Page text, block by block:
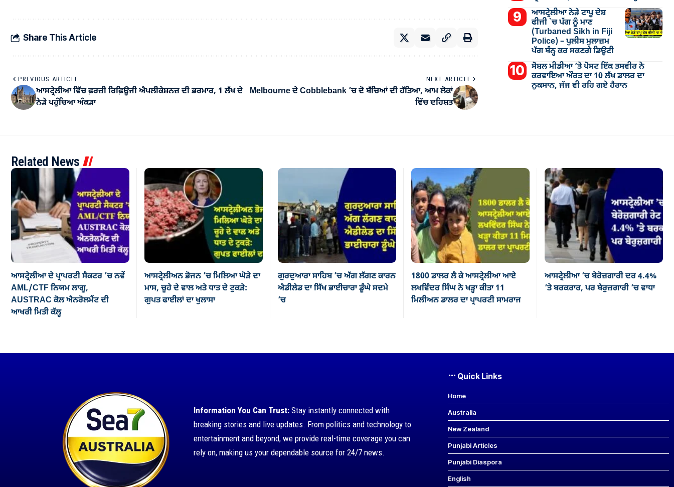
Share This Article
PREVIOUS ARTICLE
ਆਸਟ੍ਰੇਲੀਆ ਵਿੱਚ ਫ਼ਰਜ਼ੀ ਰਿਫ਼ਿਊਜੀ ਐਪਲੀਕੇਸ਼ਨਜ਼ ਦੀ ਭਰਮਾਰ, 1 ਲੱਖ ਦੇ
ਨੇੜੇ ਪਹੁੰਚਿਆ ਅੰਕੜਾ
NEXT ARTICLE
Melbourne ਦੇ Cobblebank ’ਚ ਦੋ ਬੱਚਿਆਂ ਦੀ ਹੱਤਿਆ, ਆਮ ਲੋਕਾਂ
ਵਿੱਚ ਦਹਿਸ਼ਤ
ਆਸਟ੍ਰੇਲੀਆ ਨੇੜੇ ਟਾਪੂ ਦੇਸ਼
ਫੀਜੀ `ਚ ਪੱਗ ਨੂੰ ਮਾਣ
(Turbaned Sikh in Fiji
Police) – ਪੁਲੀਸ ਮੁਲਾਜ਼ਮ
ਪੱਗ ਬੰਨ੍ਹ ਕਰ ਸਕਣਗੇ ਡਿਊਟੀ
ਸੋਸ਼ਲ ਮੀਡੀਆ ’ਤੇ ਪੋਸਟ ਇੱਕ ਤਸਵੀਰ ਨੇ
ਕਰਵਾਇਆ ਔਰਤ ਦਾ 10 ਲੱਖ ਡਾਲਰ ਦਾ
ਨੁਕਸਾਨ, ਜੱਜ ਵੀ ਰਹਿ ਗਏ ਹੈਰਾਨ
Related News
ਆਸਟ੍ਰੇਲੀਆ ਦੇ ਪ੍ਰਾਪਰਟੀ ਸੈਕਟਰ ’ਚ ਨਵੇਂ
AML/CTF ਨਿਯਮ ਲਾਗੂ,
AUSTRAC ਕੋਲ ਐਨਰੋਲਮੈਂਟ ਦੀ
ਆਖਰੀ ਮਿਤੀ ਕੱਲ੍ਹ
ਆਸਟ੍ਰੇਲੀਅਨ ਭੋਜਨ ’ਚ ਮਿਲਿਆ ਘੋੜੇ ਦਾ
ਮਾਸ, ਚੂਹੇ ਦੇ ਵਾਲ ਅਤੇ ਧਾਤ ਦੇ ਟੁਕੜੇ:
ਗੁਪਤ ਫਾਈਲਾਂ ਦਾ ਖੁਲਾਸਾ
ਗੁਰਦੁਆਰਾ ਸਾਹਿਬ ’ਚ ਅੱਗ ਲੱਗਣ ਕਾਰਨ
ਐਡੀਲੇਡ ਦਾ ਸਿੱਖ ਭਾਈਚਾਰਾ ਡੂੰਘੇ ਸਦਮੇ
’ਚ
1800 ਡਾਲਰ ਲੈ ਕੇ ਆਸਟ੍ਰੇਲੀਆ ਆਏ
ਲਖਵਿੰਦਰ ਸਿੰਘ ਨੇ ਖੜ੍ਹਾ ਕੀਤਾ 11
ਮਿਲੀਅਨ ਡਾਲਰ ਦਾ ਪ੍ਰਾਪਰਟੀ ਸਾਮਰਾਜ
ਆਸਟ੍ਰੇਲੀਆ ’ਚ ਬੇਰੋਜ਼ਗਾਰੀ ਦਰ 4.4%
’ਤੇ ਬਰਕਰਾਰ, ਪਰ ਬੇਰੁਜ਼ਗਾਰੀ ’ਚ ਵਾਧਾ
Information You Can Trust: Stay instantly connected with
breaking stories and live updates. From politics and technology to
entertainment and beyond, we provide real-time coverage you can
rely on, making us your dependable source for 24/7 news.
Quick Links
Home
Australia
New Zealand
Punjabi Articles
Punjabi Diaspora
English